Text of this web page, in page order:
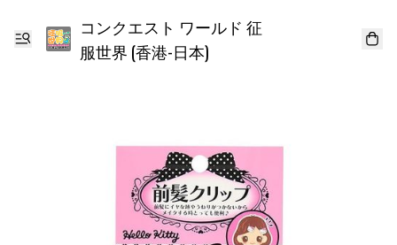
コンクエスト ワールド 征
服世界 (香港-日本)